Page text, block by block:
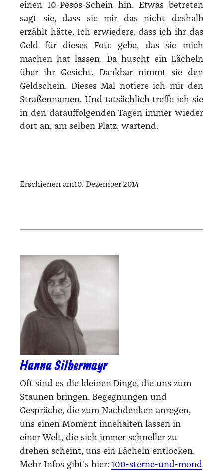
einen 10-Pesos-Schein hin. Etwas betre­ten
sagt sie, dass sie mir das nicht des­halb
erzählt hät­te. Ich erwie­dere, dass ich ihr das
Geld für die­ses Foto gebe, das sie mich
machen hat las­sen. Da huscht ein Lächeln
über ihr Gesicht. Dank­bar nimmt sie den
Geld­schein. Die­ses Mal notie­re ich mir den
Stra­ßen­na­men. Und tat­säch­lich tref­fe ich sie
in den dar­auf­fol­gen­den Tagen immer wie­der
dort an, am sel­ben Platz, war­tend.
Erschienen am10. Dezember 2014
Hanna Silbermayr
Oft sind es die kleinen Dinge, die uns zum
Staunen bringen. Begegnungen und
Gespräche, die zum Nachdenken anregen,
uns einen Moment innehalten lassen in
einer Welt, die sich immer schneller zu
drehen scheint, uns ein Lächeln entlocken.
Mehr Infos gibt's hier: 100-sterne-und-mond